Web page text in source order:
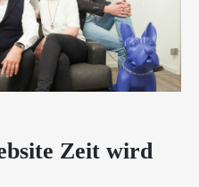
Zeit wird